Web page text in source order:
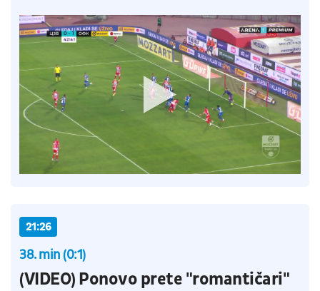
21:26
38. min (0:1)
(VIDEO) Ponovo prete "romantičari"